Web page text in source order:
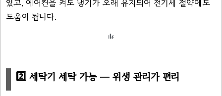
있고, 에어컨을 켜도 냉기가 오래 유지되어 전기세 절약에도
도움이 됩니다.
2️⃣ 세탁기 세탁 가능 — 위생 관리가 편리